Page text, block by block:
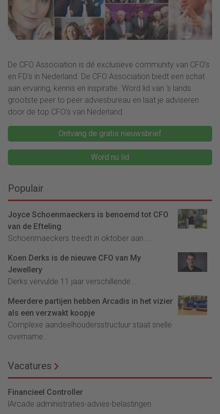
De CFO Association is dé exclusieve community van CFO's
en FD's in Nederland. De CFO Association biedt een schat
aan ervaring, kennis en inspiratie. Word lid van ‘s lands
grootste peer to peer adviesbureau en laat je adviseren
door de top CFO's van Nederland.
Ontvang de gratis nieuwsbrief
Word nu lid
Populair
Joyce Schoenmaeckers is benoemd tot CFO
van de Efteling
Schoenmaeckers treedt in oktober aan....
Koen Derks is de nieuwe CFO van My
Jewellery
Derks vervulde 11 jaar verschillende...
Meerdere partijen hebben Arcadis in het vizier
als een verzwakt koopje
Complexe aandeelhoudersstructuur staat snelle
overname...
Vacatures
Financieel Controller
lArcade administraties-advies-belastingen